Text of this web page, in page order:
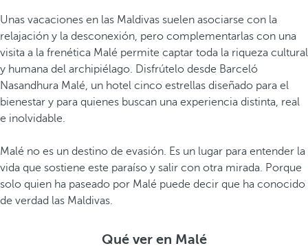
Unas vacaciones en las Maldivas suelen asociarse con la
relajación y la desconexión, pero complementarlas con una
visita a la frenética Malé permite captar toda la riqueza cultural
y humana del archipiélago. Disfrútelo desde Barceló
Nasandhura Malé, un hotel cinco estrellas diseñado para el
bienestar y para quienes buscan una experiencia distinta, real
e inolvidable.
Malé no es un destino de evasión. Es un lugar para entender la
vida que sostiene este paraíso y salir con otra mirada. Porque
solo quien ha paseado por Malé puede decir que ha conocido
de verdad las Maldivas.
Qué ver en Malé
M
a
l
d
i
v
a
y
u
n
o